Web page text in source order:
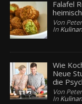
Falafel
Von
In
Wie
Neue
die
Von
In